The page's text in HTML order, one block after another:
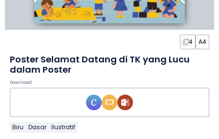
4 A4
Poster Selamat Datang di TK yang Lucu
dalam Poster
Download
Biru Dasar Ilustratif